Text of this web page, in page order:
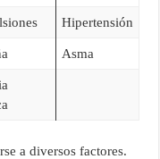
Hipertensión
Asma
a diversos factores.